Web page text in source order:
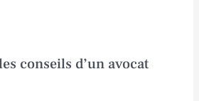
conseils d’un avocat